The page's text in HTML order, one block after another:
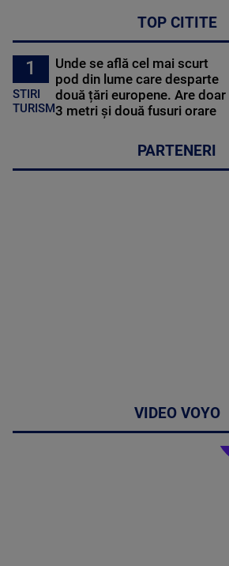
TOP CITITE
1
STIRI
TURISM
Unde se află cel mai scurt
pod din lume care desparte
două țări europene. Are doar
3 metri și două fusuri orare
PARTENERI
VIDEO VOYO